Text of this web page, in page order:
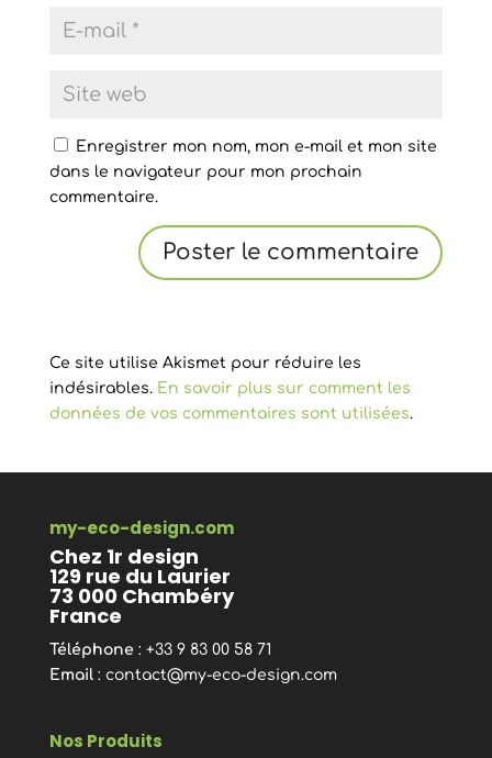
Enregistrer mon nom, mon e-mail et mon site
dans le navigateur pour mon prochain
commentaire.
Ce site utilise Akismet pour réduire les
indésirables. En savoir plus sur comment les
données de vos commentaires sont utilisées.
my-eco-design.com
Chez 1r design
129 rue du Laurier
73 000 Chambéry
France
Téléphone : +33 9 83 00 58 71
Email: contact@my-eco-design.com
Nos Produits